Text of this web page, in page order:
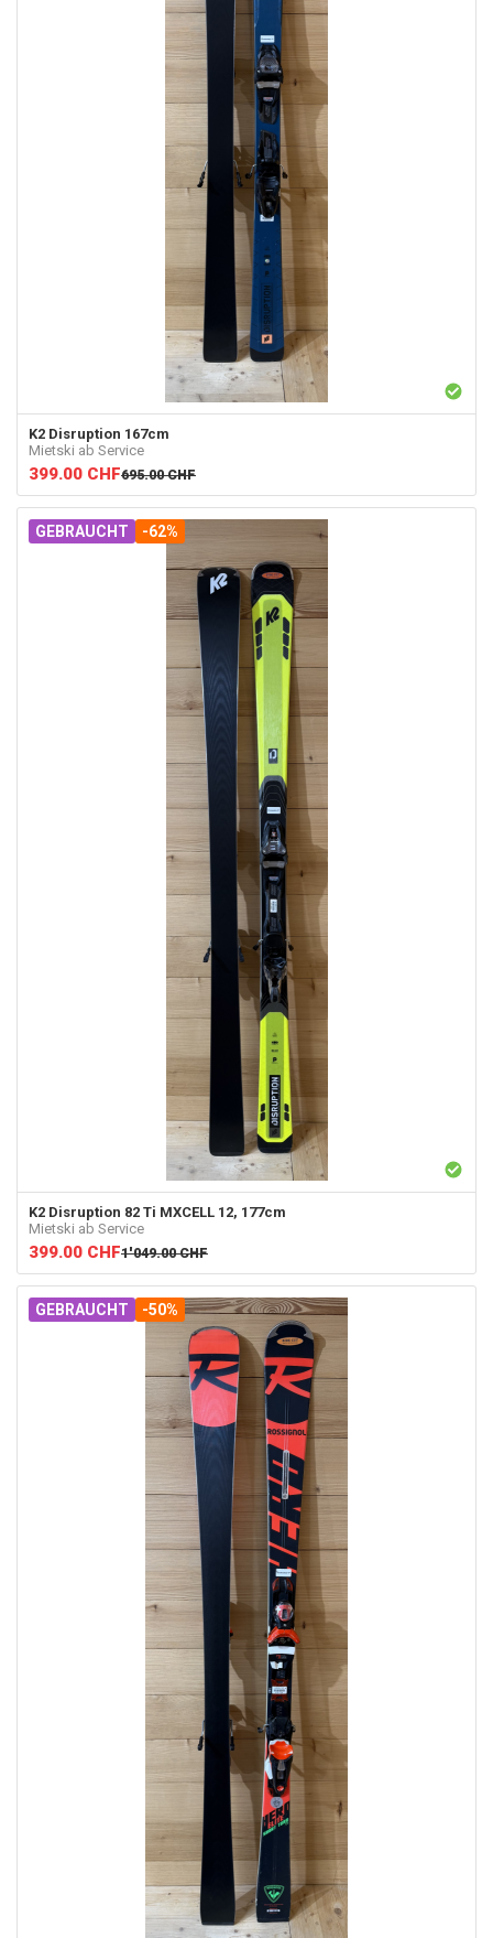
K2 Disruption 167cm
Mietski ab Service
399.00 CHF695.00 CHF
GEBRAUCHT -62%
K2 Disruption 82 Ti MXCELL 12, 177cm
Mietski ab Service
399.00 CHF1'049.00 CHF
GEBRAUCHT -50%